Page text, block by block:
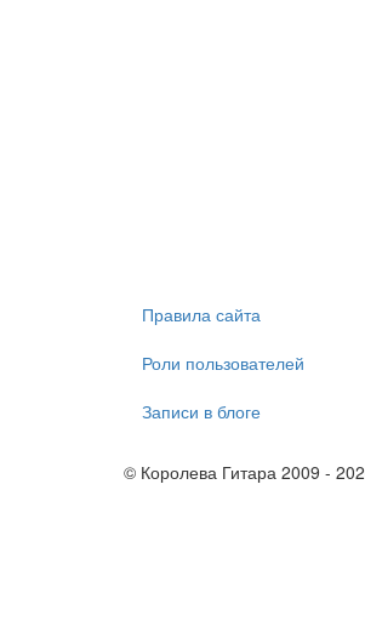
Правила сайта
Роли пользователей
Записи в блоге
© Королева Гитара 2009 -